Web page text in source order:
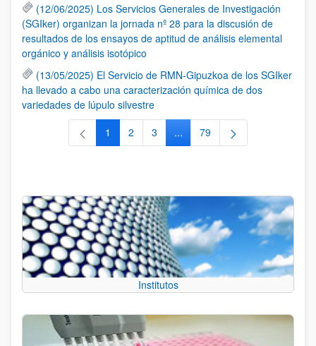
(12/06/2025) Los Servicios Generales de Investigación
(SGIker) organizan la jornada nº 28 para la discusión de
resultados de los ensayos de aptitud de análisis elemental
orgánico y análisis isotópico
(13/05/2025) El Servicio de RMN-Gipuzkoa de los SGIker
ha llevado a cabo una caracterización química de dos
variedades de lúpulo silvestre
Página
1 Página
2 Página
3 ...Páginas intermedias Use TAB
Página
79
Institutos